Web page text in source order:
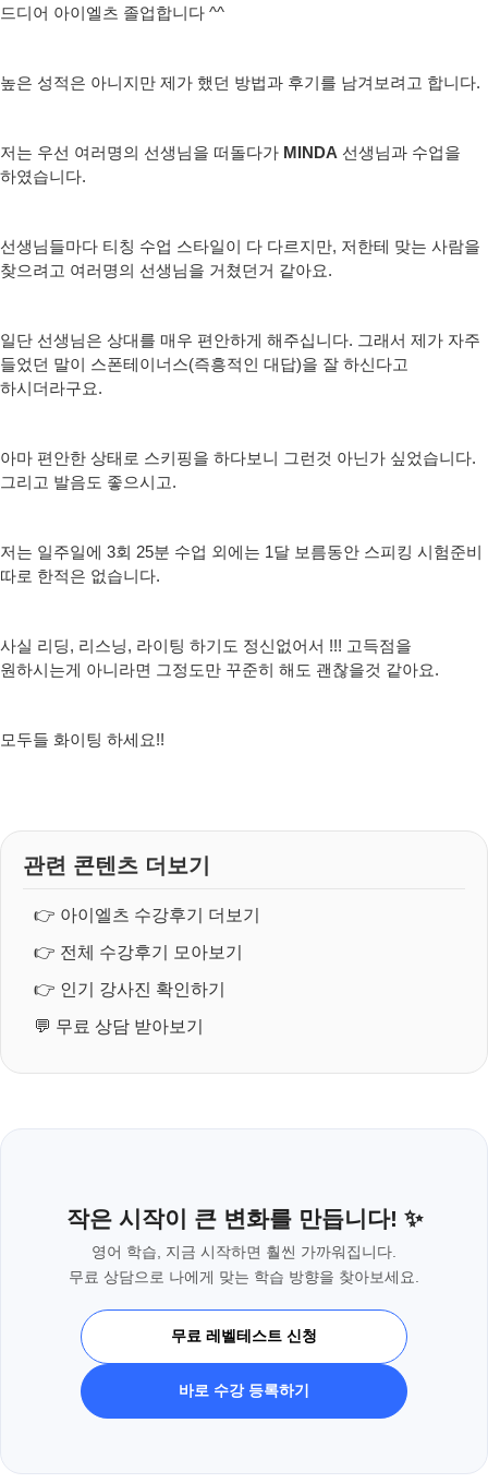
드디어 아이엘츠 졸업합니다 ^^
높은 성적은 아니지만 제가 했던 방법과 후기를 남겨보려고 합니다.
저는 우선 여러명의 선생님을 떠돌다가 ​MINDA ​ 선생님과 수업을
하였습니다.
선생님들마다 티칭 수업 스타일이 다 다르지만, 저한테 맞는 사람을
찾으려고 여러명의 선생님을 거쳤던거 같아요.
일단 선생님은 상대를 매우 편안하게 해주십니다. 그래서 제가 자주
들었던 말이 스폰테이너스(즉흥적인 대답)을 잘 하신다고
하시더라구요.
아마 편안한 상태로 스키핑을 하다보니 그런것 아닌가 싶었습니다.
그리고 발음도 좋으시고.
저는 일주일에 3회 25분 수업 외에는 1달 보름동안 스피킹 시험준비
따로 한적은 없습니다.
사실 리딩, 리스닝, 라이팅 하기도 정신없어서 !!! 고득점을
원하시는게 아니라면 그정도만 꾸준히 해도 괜찮을것 같아요.
모두들 화이팅 하세요!!
관련 콘텐츠 더보기
👉 아이엘츠 수강후기 더보기
👉 전체 수강후기 모아보기
👉 인기 강사진 확인하기
💬 무료 상담 받아보기
작은 시작이 큰 변화를 만듭니다! ✨
영어 학습, 지금 시작하면 훨씬 가까워집니다.
무료 상담으로 나에게 맞는 학습 방향을 찾아보세요.
무료 레벨테스트 신청
바로 수강 등록하기